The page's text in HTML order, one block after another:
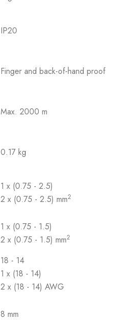
IP20
Finger and back-of-hand proof
Max. 2000 m
0.17 kg
1 x (0.75 - 2.5)
2 x (0.75 - 2.5) mm2
1 x (0.75 - 1.5)
2 x (0.75 - 1.5) mm2
18 - 14
1 x (18 - 14)
2 x (18 - 14) AWG
8 mm